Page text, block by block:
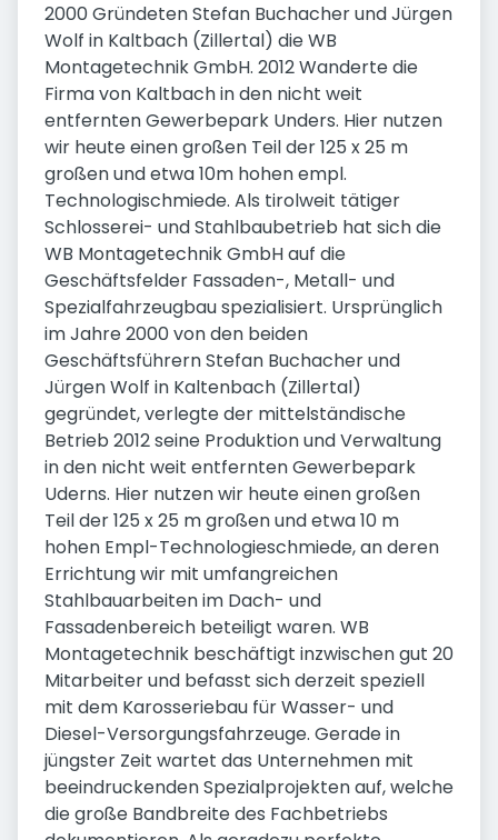
2000 Gründeten Stefan Buchacher und Jürgen
Wolf in Kaltbach (Zillertal) die WB
Montagetechnik GmbH. 2012 Wanderte die
Firma von Kaltbach in den nicht weit
entfernten Gewerbepark Unders. Hier nutzen
wir heute einen großen Teil der 125 x 25 m
großen und etwa 10m hohen empl.
Technologischmiede. Als tirolweit tätiger
Schlosserei- und Stahlbaubetrieb hat sich die
WB Montagetechnik GmbH auf die
Geschäftsfelder Fassaden-, Metall- und
Spezialfahrzeugbau spezialisiert. Ursprünglich
im Jahre 2000 von den beiden
Geschäftsführern Stefan Buchacher und
Jürgen Wolf in Kaltenbach (Zillertal)
gegründet, verlegte der mittelständische
Betrieb 2012 seine Produktion und Verwaltung
in den nicht weit entfernten Gewerbepark
Uderns. Hier nutzen wir heute einen großen
Teil der 125 x 25 m großen und etwa 10 m
hohen Empl-Technologieschmiede, an deren
Errichtung wir mit umfangreichen
Stahlbauarbeiten im Dach- und
Fassadenbereich beteiligt waren. WB
Montagetechnik beschäftigt inzwischen gut 20
Mitarbeiter und befasst sich derzeit speziell
mit dem Karosseriebau für Wasser- und
Diesel-Versorgungsfahrzeuge. Gerade in
jüngster Zeit wartet das Unternehmen mit
beeindruckenden Spezialprojekten auf, welche
die große Bandbreite des Fachbetriebs